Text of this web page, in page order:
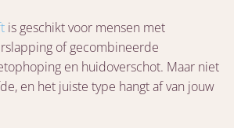
is geschikt voor mensen met
of gecombineerde
en huidoverschot. Maar niet
en het juiste type hangt af van jouw